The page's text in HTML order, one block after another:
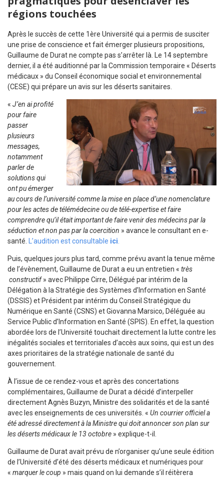
régions touchées
Après le succès de cette 1ère Université qui a permis de susciter
une prise de conscience et fait émerger plusieurs propositions,
Guillaume de Durat ne compte pas s’arrêter là. Le 14 septembre
dernier, il a été auditionné par la Commission temporaire « Déserts
médicaux » du Conseil économique social et environnemental
(CESE) qui prépare un avis sur les déserts sanitaires.
« J’en ai profité
pour faire
passer
plusieurs
messages,
notamment
parler de
solutions qui
ont pu émerger
au cours de l’université comme la mise en place d’une nomenclature
pour les actes de télémédecine ou de télé-expertise et faire
comprendre qu’il était important de faire venir des médecins par la
séduction et non pas par la coercition » avance le consultant en e-
santé. L’audition est consultable ici
Puis, quelques jours plus tard, comme prévu avant la tenue même
de l’évènement, Guillaume de Durat a eu un entretien « très
constructif» avec Philippe Cirre, Délégué par intérim de la
Délégation à la Stratégie des Systèmes d’Information en Santé
(DSSIS) et Président par intérim du Conseil Stratégique du
Numérique en Santé (CSNS) et Giovanna Marsico, Déléguée au
Service Public d’Information en Santé (SPIS). En effet, la question
abordée lors de l’Université touchait directement la lutte contre les
inégalités sociales et territoriales d’accès aux soins, qui est un des
axes prioritaires de la stratégie nationale de santé du
gouvernement.
À l’issue de ce rendez-vous et après des concertations
complémentaires, Guillaume de Durat a décidé d’interpeller
directement Agnès Buzyn, Ministre des solidarités et de la santé
avec les enseignements de ces universités. « Un courrier officiel a
été adressé directement à la Ministre qui doit annoncer son plan sur
les déserts médicaux le 13 octobre » explique-t-il.
Guillaume de Durat avait prévu de n’organiser qu’une seule édition
de l’Université d’été des déserts médicaux et numériques pour
« marquer le coup » mais quand on lui demande s’il réitèrera